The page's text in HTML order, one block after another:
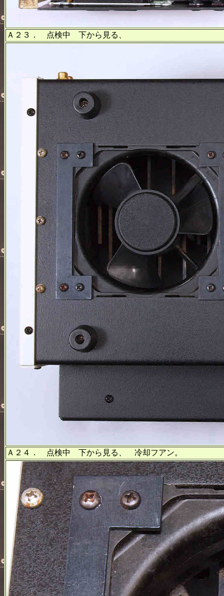
Ａ２３． 点検中 下から見る、
Ａ２４． 点検中 下から見る、 冷却フアン。